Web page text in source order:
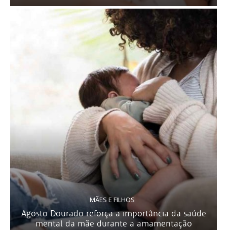
MÃES E FILHOS
Agosto Dourado reforça a importância da saúde
mental da mãe durante a amamentação